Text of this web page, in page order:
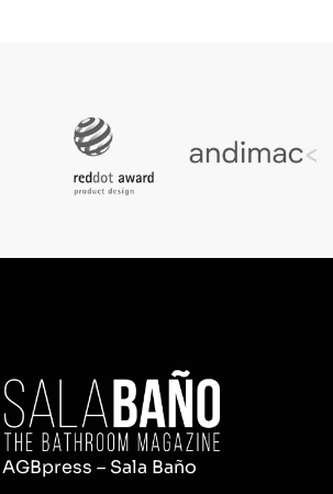
AGBpress – Sala Baño